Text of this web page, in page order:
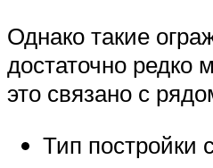
Однако такие
достаточно редко
это связано с
Тип постройки